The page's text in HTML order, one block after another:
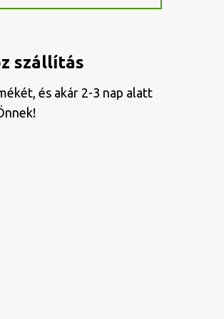
szállítás
és akár 2-3 nap alatt